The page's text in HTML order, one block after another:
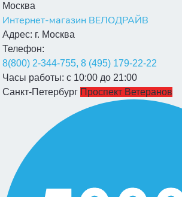
Москва
Интернет-магазин ВЕЛОДРАЙВ
Адрес: г. Москва
Телефон:
8(800) 2-344-755, 8 (495) 179-22-22
Часы работы: с 10:00 до 21:00
Санкт-Петербург Проспект Ветеранов